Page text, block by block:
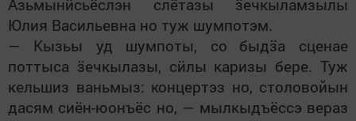
Азьмынӥсьёслэн слётазы ӟечкыламзылы
Юлия Васильевна но туж шумпотэм.
— Кызьы уд шумпоты, со
быдӟа сценае
поттыса ӟечкылазы, сӥлы каризы бере. Туж
кельшиз ваньмыз: концертэз но, столовойын
дасям сиён-юонъёс но, — мылкыдъёссэ вераз